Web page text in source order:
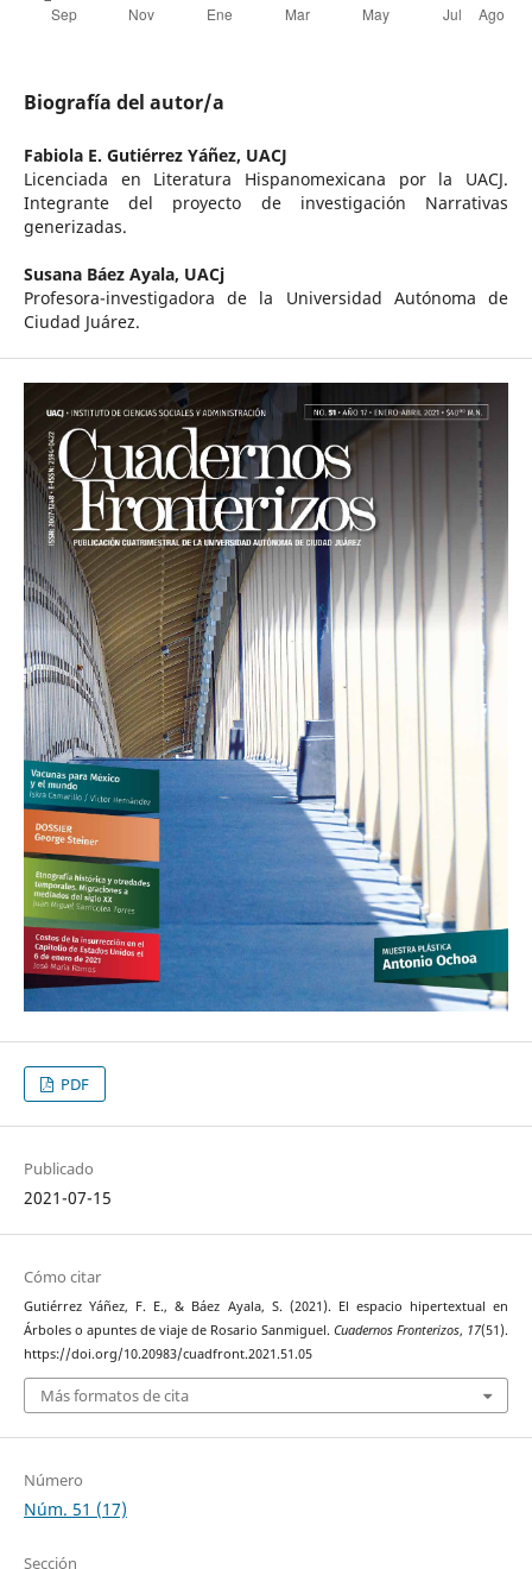
Biografía del autor/a
Fabiola E. Gutiérrez Yáñez, UACJ
Licenciada en Literatura Hispanomexicana por la UACJ.
Integrante del proyecto de investigación Narrativas
generizadas.
Susana Báez Ayala, UACj
Profesora-investigadora de la Universidad Autónoma de
Ciudad Juárez.
PDF
Publicado
2021-07-15
Cómo citar
Gutiérrez Yáñez, F. E., & Báez Ayala, S. (2021). El espacio hipertextual en
Árboles o apuntes de viaje de Rosario Sanmiguel.Cuadernos Fronterizos, 17(51).
https://doi.org/10.20983/cuadfront.2021.51.05
Más formatos de cita
Número
Núm. 51 (17)
Sección